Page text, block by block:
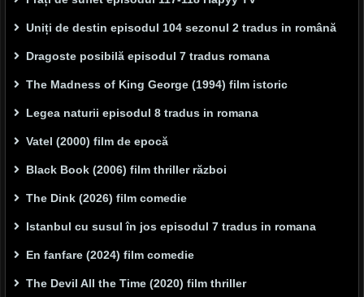
Uniți de destin episodul 104 sezonul 2 tradus in română
Dragoste posibilă episodul 7 tradus romana
The Madness of King George (1994) film istoric
Legea naturii episodul 8 tradus in romana
Vatel (2000) film de epocă
Black Book (2006) film thriller război
The Dink (2026) film comedie
Istanbul cu susul în jos episodul 7 tradus in romana
En fanfare (2024) film comedie
The Devil All the Time (2020) film thriller